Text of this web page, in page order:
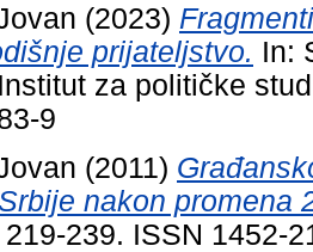
(2023)
prijateljstvo. In:
za političke
9
(2011)
nakon promena
239. ISSN 1452-